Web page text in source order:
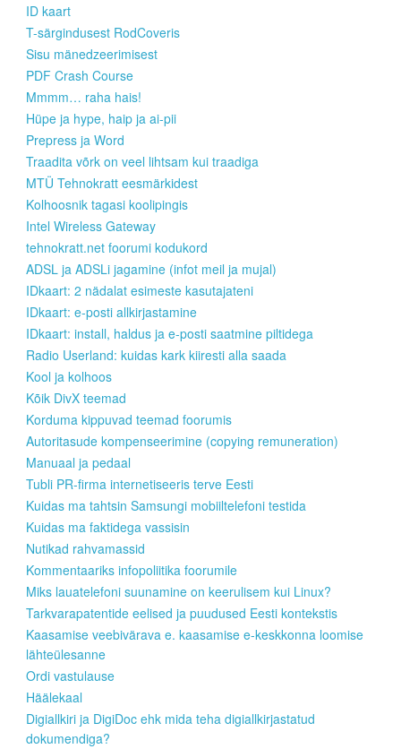
ID kaart
T-särgindusest RodCoveris
Sisu mänedzeerimisest
PDF Crash Course
Mmmm… raha hais!
Hüpe ja hype, haip ja ai-pii
Prepress ja Word
Traadita võrk on veel lihtsam kui traadiga
MTÜ Tehnokratt eesmärkidest
Kolhoosnik tagasi koolipingis
Intel Wireless Gateway
tehnokratt.net foorumi kodukord
ADSL ja ADSLi jagamine (infot meil ja mujal)
IDkaart: 2 nädalat esimeste kasutajateni
IDkaart: e-posti allkirjastamine
IDkaart: install, haldus ja e-posti saatmine piltidega
Radio Userland: kuidas kark kiiresti alla saada
Kool ja kolhoos
Kõik DivX teemad
Korduma kippuvad teemad foorumis
Autoritasude kompenseerimine (copying remuneration)
Manuaal ja pedaal
Tubli PR-firma internetiseeris terve Eesti
Kuidas ma tahtsin Samsungi mobiiltelefoni testida
Kuidas ma faktidega vassisin
Nutikad rahvamassid
Kommentaariks infopoliitika foorumile
Miks lauatelefoni suunamine on keerulisem kui Linux?
Tarkvarapatentide eelised ja puudused Eesti kontekstis
Kaasamise veebivärava e. kaasamise e-keskkonna loomise
lähteülesanne
Ordi vastulause
Häälekaal
Digiallkiri ja DigiDoc ehk mida teha digiallkirjastatud
dokumendiga?